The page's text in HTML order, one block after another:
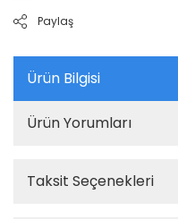
Paylaş
Ürün Bilgisi
Ürün Yorumları
Taksit Seçenekleri